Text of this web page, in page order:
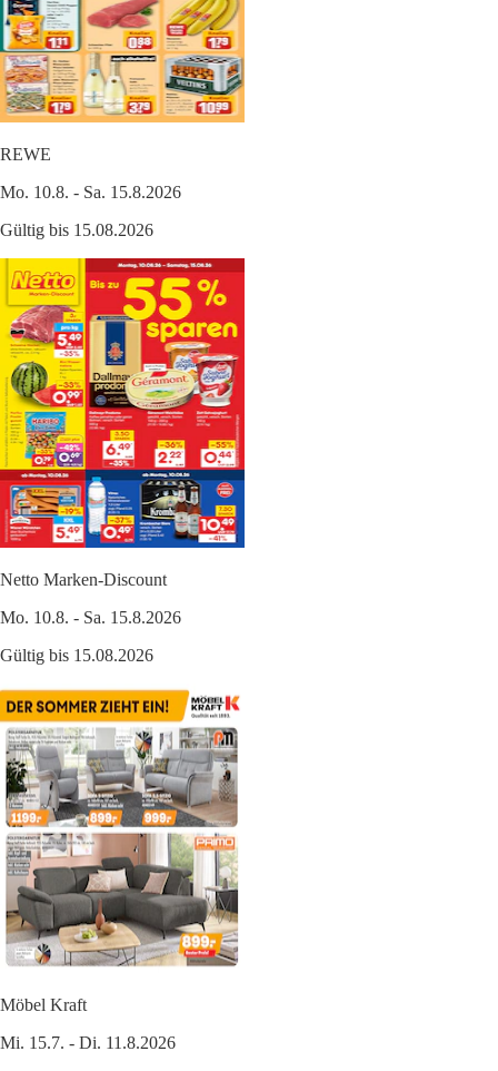
REWE
Mo. 10.8. - Sa. 15.8.2026
Gültig bis 15.08.2026
Netto Marken-Discount
Mo. 10.8. - Sa. 15.8.2026
Gültig bis 15.08.2026
Möbel Kraft
Mi. 15.7. - Di. 11.8.2026